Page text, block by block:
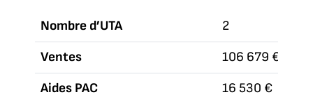
Nombre d’UTA
2
Ventes
106 679 €
Aides PAC
16 530 €